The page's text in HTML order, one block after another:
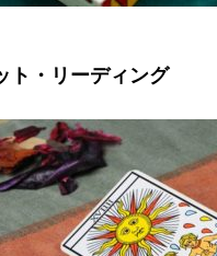
ト・リーディング